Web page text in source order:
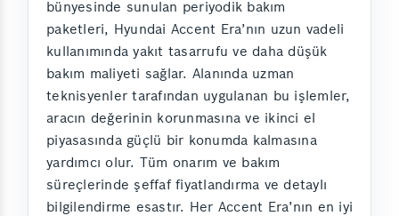
bünyesinde sunulan periyodik bakım
paketleri, Hyundai Accent Era’nın uzun vadeli
kullanımında yakıt tasarrufu ve daha düşük
bakım maliyeti sağlar. Alanında uzman
teknisyenler tarafından uygulanan bu işlemler,
aracın değerinin korunmasına ve ikinci el
piyasasında güçlü bir konumda kalmasına
yardımcı olur. Tüm onarım ve bakım
süreçlerinde şeffaf fiyatlandırma ve detaylı
bilgilendirme esastır. Her Accent Era’nın en iyi